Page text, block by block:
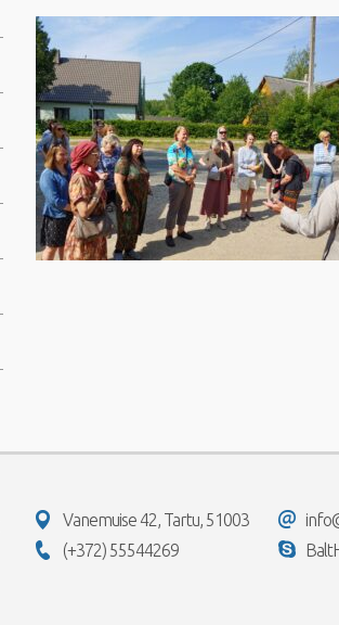
Vanemuise 42, Tartu, 51003
(+372) 55544269